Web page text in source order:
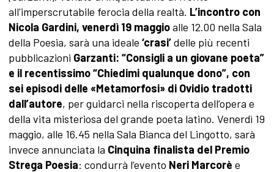
all'imperscrutabile ferocia della realtà. L’incontro con
Nicola Gardini, venerdì 19 maggioalle 12.00 nella Sala
della Poesia, sarà una ideale ‘crasi’delle più recenti
pubblicazioni Garzanti: “Consigli a un giovane poeta”
e il recentissimo “Chiedimi qualunque dono”, con
sei episodi delle «Metamorfosi» di Ovidio tradotti
dall’autore, per guidarci nella riscoperta dell’opera e
della vita misteriosa del grande poeta latino. Venerdì 19
maggio, alle 16.45 nella Sala Bianca del Lingotto, sarà
invece annunciata la Cinquina finalista del Premio
Strega Poesia: condurrà l’evento Neri Marcorè e